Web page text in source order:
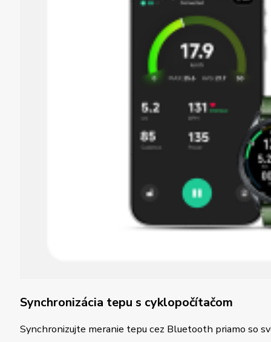
Synchronizácia tepu s cyklopočítačom
Synchronizujte meranie tepu cez Bluetooth priamo so